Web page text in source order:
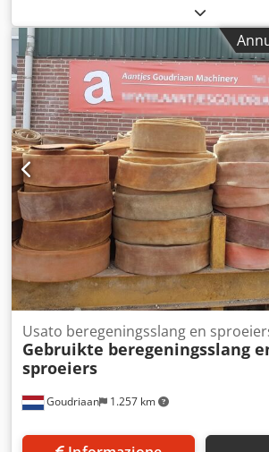
Goudriaan 1.257 km
Usato beregeningsslang en
Gebruikte beregeningsslang
sproeiers